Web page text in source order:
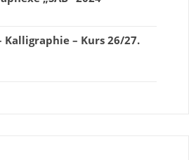
Kalligraphie – Kurs 26/27.